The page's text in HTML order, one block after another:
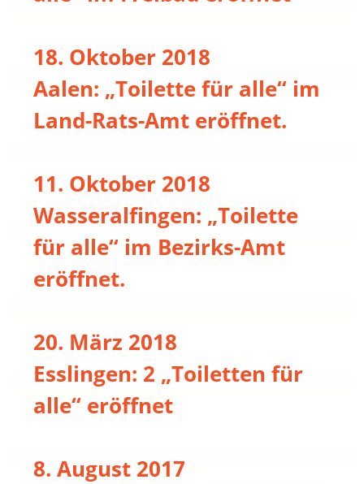
18. Oktober 2018
Aalen: „Toilette für alle“ im
Land-Rats-Amt eröffnet.
11. Oktober 2018
Wasseralfingen: „Toilette
für alle“ im Bezirks-Amt
eröffnet.
20. März 2018
Esslingen: 2 „Toiletten für
alle“ eröffnet
8. August 2017